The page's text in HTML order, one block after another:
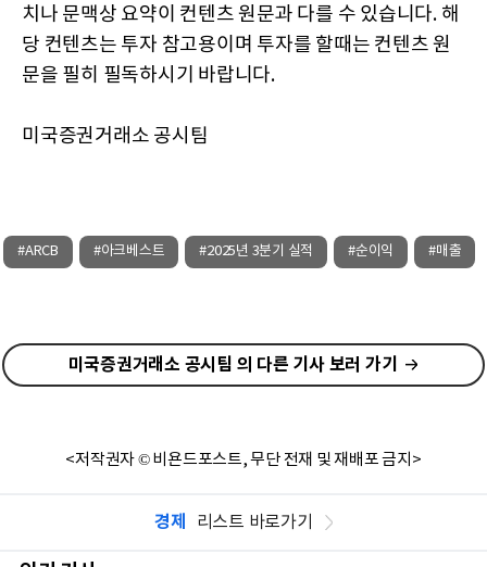
치나 문맥상 요약이 컨텐츠 원문과 다를 수 있습니다. 해
당 컨텐츠는 투자 참고용이며 투자를 할때는 컨텐츠 원
문을 필히 필독하시기 바랍니다.
미국증권거래소 공시팀
#ARCB #아크베스트 #2025년 3분기 실적 #순이익 #매출
미국증권거래소 공시팀 의 다른 기사 보러 가기
<저작권자 © 비욘드포스트, 무단 전재 및 재배포 금지>
경제 리스트 바로가기